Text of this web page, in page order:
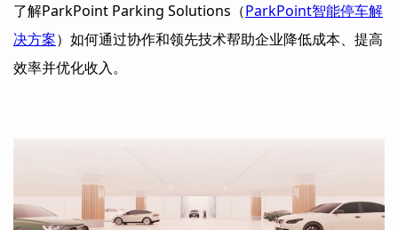
了解ParkPoint Parking Solutions（ParkPoint智能停车解
决方案）如何通过协作和领先技术帮助企业降低成本、提高
效率并优化收入。